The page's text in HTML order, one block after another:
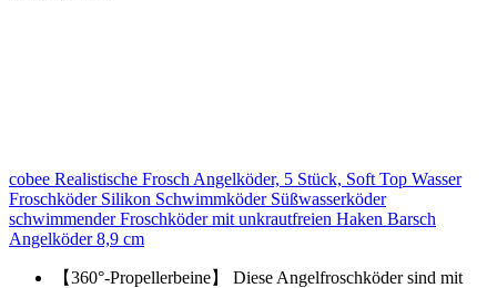
cobee Realistische Frosch Angelköder, 5 Stück, Soft Top Wasser
Froschköder Silikon Schwimmköder Süßwasserköder
schwimmender Froschköder mit unkrautfreien Haken Barsch
Angelköder 8,9 cm
【360°-Propellerbeine】 Diese Angelfroschköder sind mit